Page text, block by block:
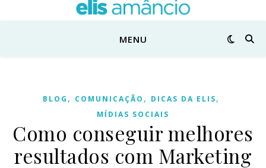
MENU
BLOG , COMUNICAÇÃO , DICAS DA ELIS,
MÍDIAS SOCIAIS
Como conseguir melhores
resultados com Marketing